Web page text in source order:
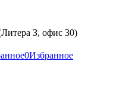
З, офис 30)
0Избранное